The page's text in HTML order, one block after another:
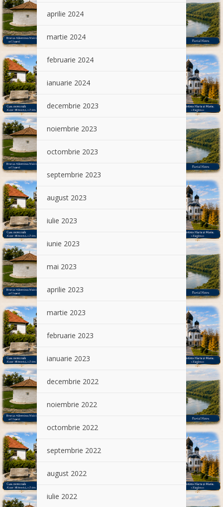
aprilie 2024
martie 2024
februarie 2024
ianuarie 2024
decembrie 2023
noiembrie 2023
octombrie 2023
septembrie 2023
august 2023
iulie 2023
iunie 2023
mai 2023
aprilie 2023
martie 2023
februarie 2023
ianuarie 2023
decembrie 2022
noiembrie 2022
octombrie 2022
septembrie 2022
august 2022
iulie 2022